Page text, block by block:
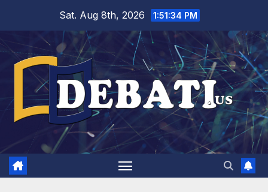
content
Sat. Aug 8th, 2026 1:51:35 PM